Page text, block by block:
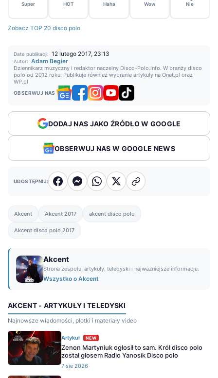
Super HOT Haha Wow Nie
Zobacz TOP 20 disco polo
Data publikacji: 12 lutego 2017, 23:13
Autor: Adam Begier
Dziennikarz muzyczny i redaktor naczelny Disco-Polo.info. W branży disco
polo od 2012 roku. Publikuje również wybranie artykuły na Onet.pl oraz
WP.pl
OBSERWUJ NAS
DODAJ NAS JAKO ŹRÓDŁO W GOOGLE
OBSERWUJ NAS W GOOGLE NEWS
UDOSTĘPNIJ:
Akcent Akcent 2017 akcent disco polo
Akcent disco polo 2017
Akcent
Strona zespołu, artykuły, teledyski i najważniejsze informacje.
Wszystko o Akcent
AKCENT - ARTYKUŁY I TELEDYSKI
Najnowsze wiadomości, plotki i materiały video
Artykuł NEW
Zenon Martyniuk ogłosił to sam. Król disco polo
został głosem Radio Yanosik Disco polo
7 sie 2026